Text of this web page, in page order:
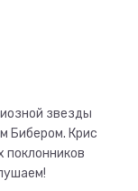
звезды
Бибером. Крис
поклонников